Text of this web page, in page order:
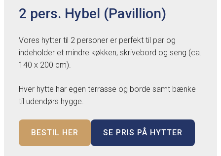
2 pers. Hybel (Pavillion)
Vores hytter til 2 personer er perfekt til par og
indeholder et mindre køkken, skrivebord og seng (ca.
140 x 200 cm).
Hver hytte har egen terrasse og borde samt bænke
til udendørs hygge.
BESTIL HER SE PRIS PÅ HYTTER